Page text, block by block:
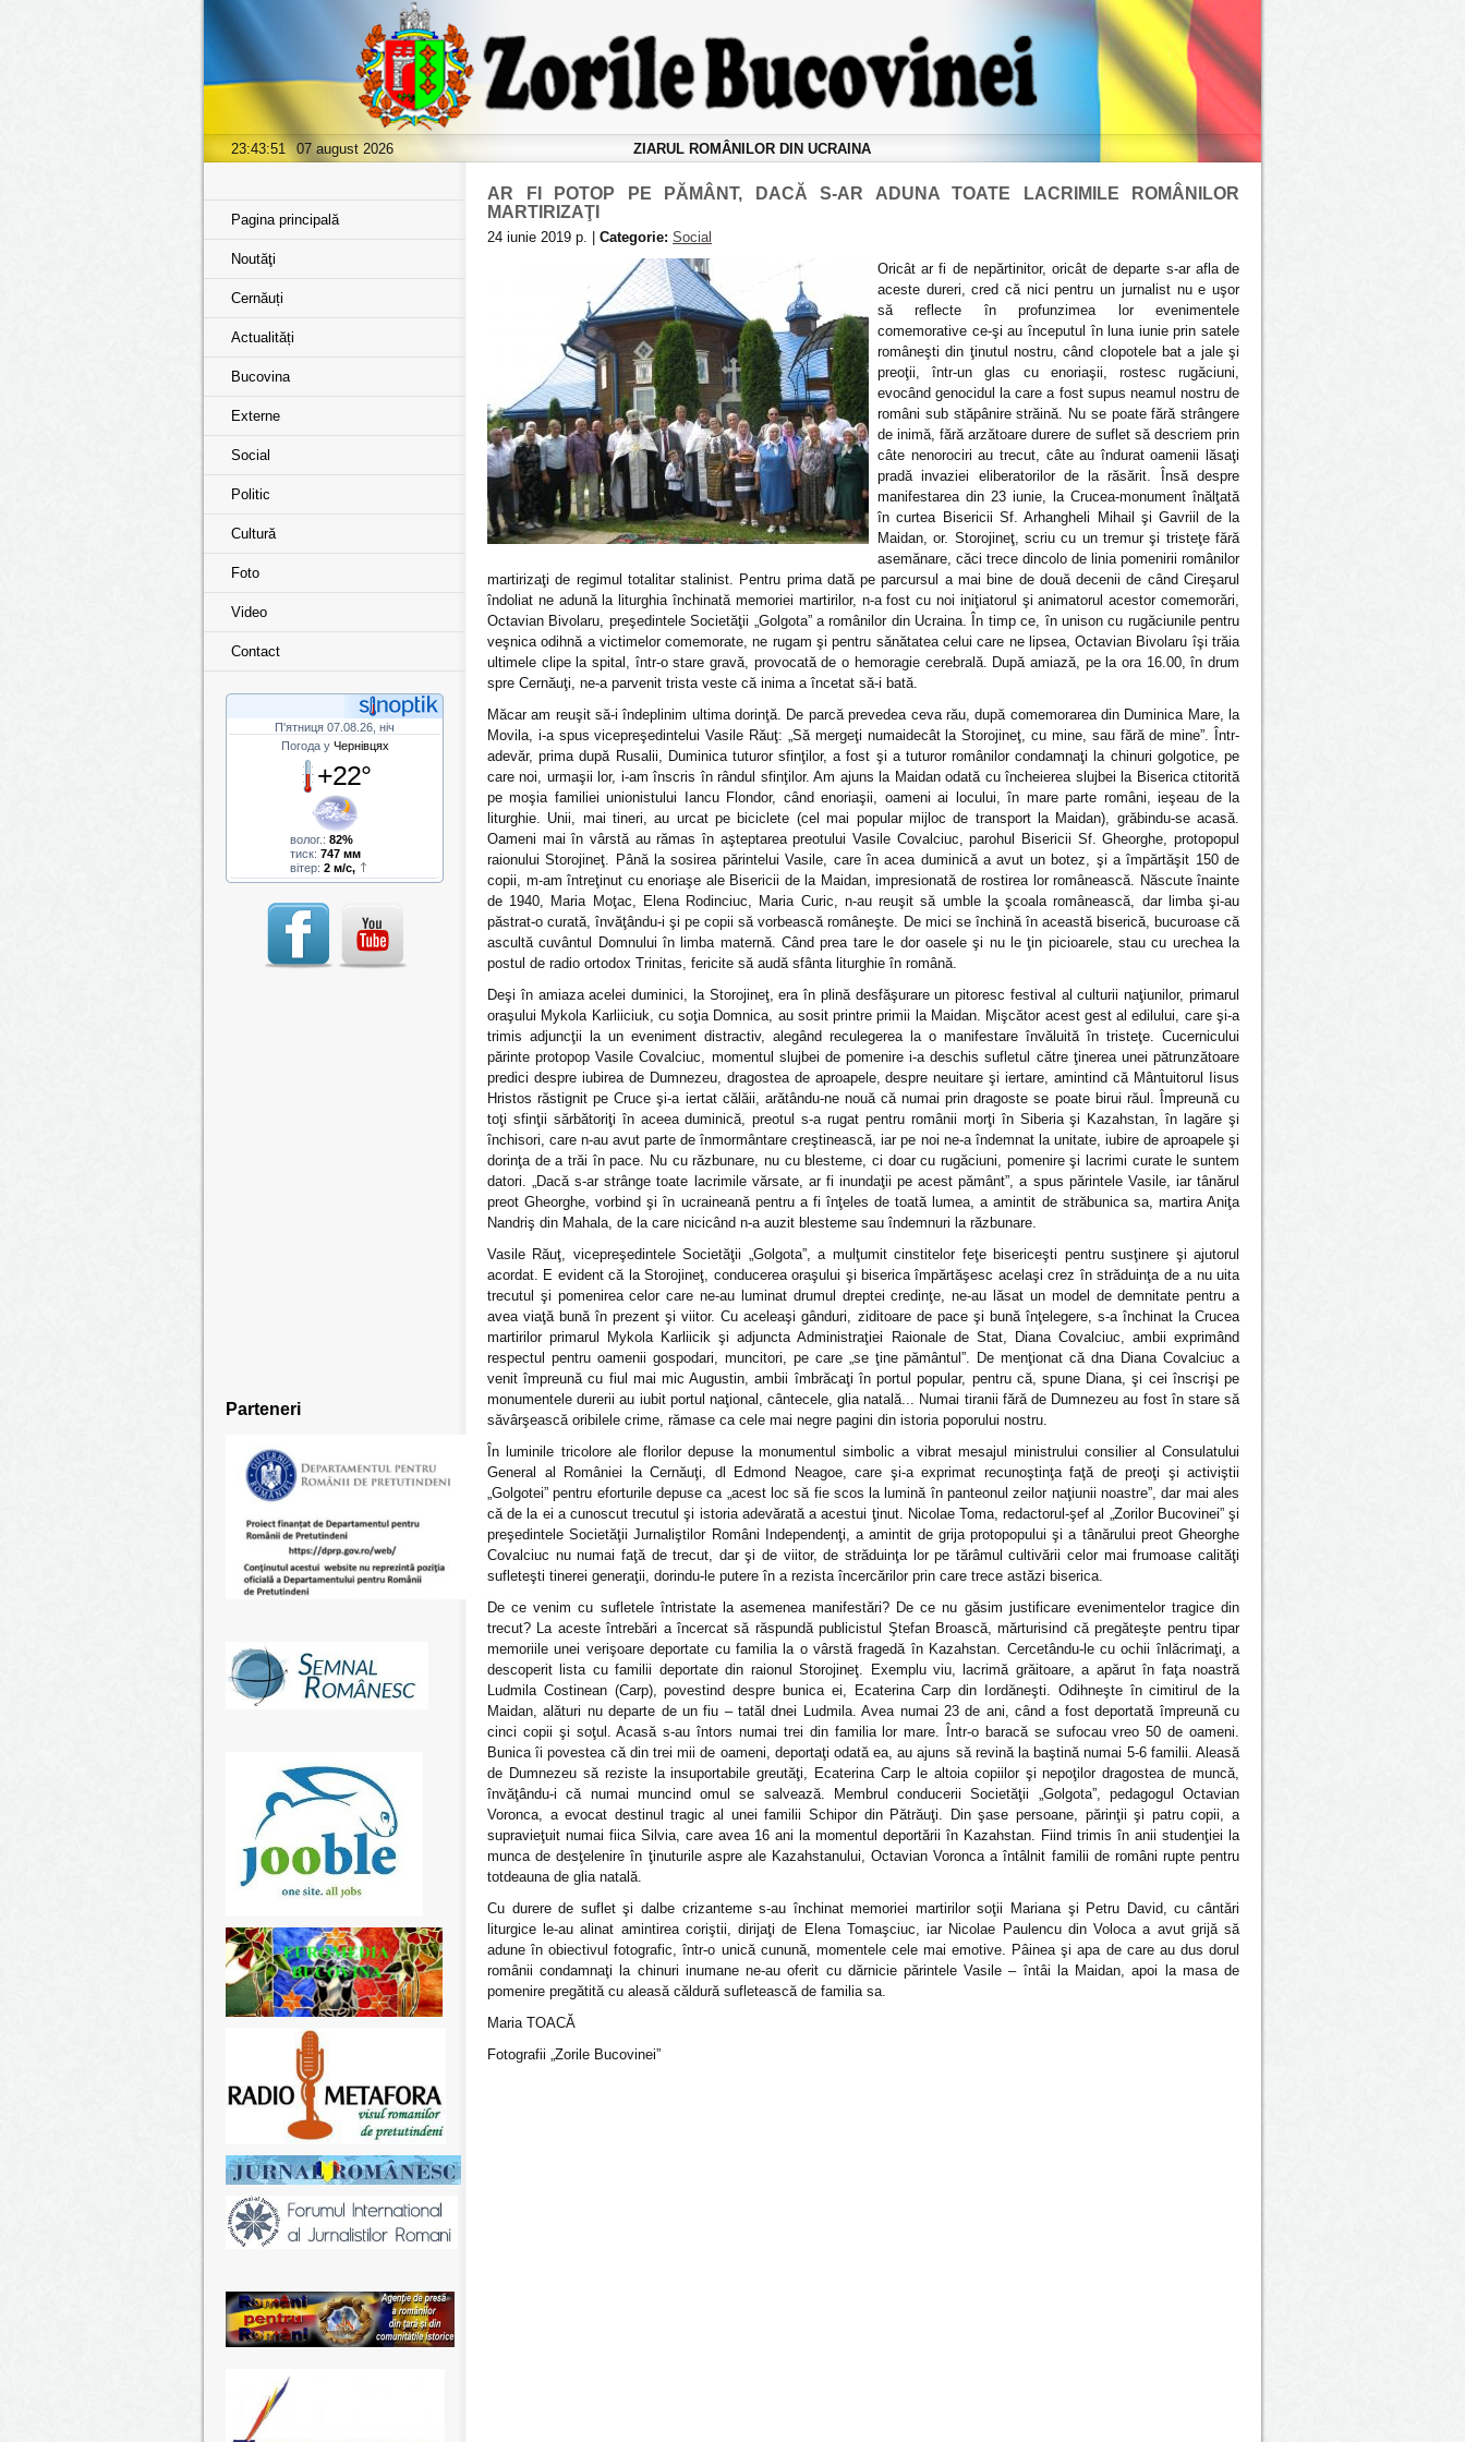
23:43:51 07 august 2026 ZIARUL ROMÂNILOR DIN UCRAINA
Pagina principală
Noutăţi
Cernăuți
Actualități
Bucovina
Externe
Social
Politic
Cultură
Foto
Video
Contact
П'ятниця 07.08.26, ніч
Погода у Чернівцях
+22°
волог.: 82%
тиск: 747 мм
вітер: 2 м/с,
Parteneri
AR FI POTOP PE PĂMÂNT, DACĂ S-AR ADUNA TOATE LACRIMILE ROMÂNILOR
MARTIRIZAŢI
24 iunie 2019 р. | Categorie: Social
Oricât ar fi de nepărtinitor, oricât de departe s-ar afla de
aceste dureri, cred că nici pentru un jurnalist nu e uşor
să reflecte în profunzimea lor evenimentele
comemorative ce-şi au începutul în luna iunie prin satele
româneşti din ţinutul nostru, când clopotele bat a jale şi
preoţii, într-un glas cu enoriaşii, rostesc rugăciuni,
evocând genocidul la care a fost supus neamul nostru de
români sub stăpânire străină. Nu se poate fără strângere
de inimă, fără arzătoare durere de suflet să descriem prin
câte nenorociri au trecut, câte au îndurat oamenii lăsaţi
pradă invaziei eliberatorilor de la răsărit. Însă despre
manifestarea din 23 iunie, la Crucea-monument înălţată
în curtea Bisericii Sf. Arhangheli Mihail şi Gavriil de la
Maidan, or. Storojineţ, scriu cu un tremur şi tristeţe fără
asemănare, căci trece dincolo de linia pomenirii românilor
martirizaţi de regimul totalitar stalinist. Pentru prima dată pe parcursul a mai bine de două decenii de când Cireşarul
îndoliat ne adună la liturghia închinată memoriei martirilor, n-a fost cu noi iniţiatorul şi animatorul acestor comemorări,
Octavian Bivolaru, preşedintele Societăţii „Golgota” a românilor din Ucraina. În timp ce, în unison cu rugăciunile pentru
veşnica odihnă a victimelor comemorate, ne rugam şi pentru sănătatea celui care ne lipsea, Octavian Bivolaru îşi trăia
ultimele clipe la spital, într-o stare gravă, provocată de o hemoragie cerebrală. După amiază, pe la ora 16.00, în drum
spre Cernăuţi, ne-a parvenit trista veste că inima a încetat să-i bată.
Măcar am reuşit să-i îndeplinim ultima dorinţă. De parcă prevedea ceva rău, după comemorarea din Duminica Mare, la
Movila, i-a spus vicepreşedintelui Vasile Răuţ: „Să mergeţi numaidecât la Storojineţ, cu mine, sau fără de mine”. Într-
adevăr, prima după Rusalii, Duminica tuturor sfinţilor, a fost şi a tuturor românilor condamnaţi la chinuri golgotice, pe
care noi, urmaşii lor, i-am înscris în rândul sfinţilor. Am ajuns la Maidan odată cu încheierea slujbei la Biserica ctitorită
pe moşia familiei unionistului Iancu Flondor, când enoriaşii, oameni ai locului, în mare parte români, ieşeau de la
liturghie. Unii, mai tineri, au urcat pe biciclete (cel mai popular mijloc de transport la Maidan), grăbindu-se acasă.
Oameni mai în vârstă au rămas în aşteptarea preotului Vasile Covalciuc, parohul Bisericii Sf. Gheorghe, protopopul
raionului Storojineţ. Până la sosirea părintelui Vasile, care în acea duminică a avut un botez, şi a împărtăşit 150 de
copii, m-am întreţinut cu enoriaşe ale Bisericii de la Maidan, impresionată de rostirea lor românească. Născute înainte
de 1940, Maria Moţac, Elena Rodinciuc, Maria Curic, n-au reuşit să umble la şcoala românească, dar limba şi-au
păstrat-o curată, învăţându-i şi pe copii să vorbească româneşte. De mici se închină în această biserică, bucuroase că
ascultă cuvântul Domnului în limba maternă. Când prea tare le dor oasele şi nu le ţin picioarele, stau cu urechea la
postul de radio ortodox Trinitas, fericite să audă sfânta liturghie în română.
Deşi în amiaza acelei duminici, la Storojineţ, era în plină desfăşurare un pitoresc festival al culturii naţiunilor, primarul
oraşului Mykola Karliiciuk, cu soţia Domnica, au sosit printre primii la Maidan. Mişcător acest gest al edilului, care şi-a
trimis adjuncţii la un eveniment distractiv, alegând reculegerea la o manifestare învăluită în tristeţe. Cucernicului
părinte protopop Vasile Covalciuc, momentul slujbei de pomenire i-a deschis sufletul către ţinerea unei pătrunzătoare
predici despre iubirea de Dumnezeu, dragostea de aproapele, despre neuitare şi iertare, amintind că Mântuitorul Iisus
Hristos răstignit pe Cruce şi-a iertat călăii, arătându-ne nouă că numai prin dragoste se poate birui răul. Împreună cu
toţi sfinţii sărbătoriţi în aceea duminică, preotul s-a rugat pentru românii morţi în Siberia şi Kazahstan, în lagăre şi
închisori, care n-au avut parte de înmormântare creştinească, iar pe noi ne-a îndemnat la unitate, iubire de aproapele şi
dorinţa de a trăi în pace. Nu cu răzbunare, nu cu blesteme, ci doar cu rugăciuni, pomenire şi lacrimi curate le suntem
datori. „Dacă s-ar strânge toate lacrimile vărsate, ar fi inundaţii pe acest pământ”, a spus părintele Vasile, iar tânărul
preot Gheorghe, vorbind şi în ucraineană pentru a fi înţeles de toată lumea, a amintit de străbunica sa, martira Aniţa
Nandriş din Mahala, de la care nicicând n-a auzit blesteme sau îndemnuri la răzbunare.
Vasile Răuţ, vicepreşedintele Societăţii „Golgota”, a mulţumit cinstitelor feţe bisericeşti pentru susţinere şi ajutorul
acordat. E evident că la Storojineţ, conducerea oraşului şi biserica împărtăşesc acelaşi crez în străduinţa de a nu uita
trecutul şi pomenirea celor care ne-au luminat drumul dreptei credinţe, ne-au lăsat un model de demnitate pentru a
avea viaţă bună în prezent şi viitor. Cu aceleaşi gânduri, ziditoare de pace şi bună înţelegere, s-a închinat la Crucea
martirilor primarul Mykola Karliicik şi adjuncta Administraţiei Raionale de Stat, Diana Covalciuc, ambii exprimând
respectul pentru oamenii gospodari, muncitori, pe care „se ţine pământul”. De menţionat că dna Diana Covalciuc a
venit împreună cu fiul mai mic Augustin, ambii îmbrăcaţi în portul popular, pentru că, spune Diana, şi cei înscrişi pe
monumentele durerii au iubit portul naţional, cântecele, glia natală... Numai tiranii fără de Dumnezeu au fost în stare să
săvârşească oribilele crime, rămase ca cele mai negre pagini din istoria poporului nostru.
În luminile tricolore ale florilor depuse la monumentul simbolic a vibrat mesajul ministrului consilier al Consulatului
General al României la Cernăuţi, dl Edmond Neagoe, care şi-a exprimat recunoştinţa faţă de preoţi şi activiştii
„Golgotei” pentru eforturile depuse ca „acest loc să fie scos la lumină în panteonul zeilor naţiunii noastre”, dar mai ales
că de la ei a cunoscut trecutul şi istoria adevărată a acestui ţinut. Nicolae Toma, redactorul-şef al „Zorilor Bucovinei” şi
preşedintele Societăţii Jurnaliştilor Români Independenţi, a amintit de grija protopopului şi a tânărului preot Gheorghe
Covalciuc nu numai faţă de trecut, dar şi de viitor, de străduinţa lor pe tărâmul cultivării celor mai frumoase calităţi
sufleteşti tinerei generaţii, dorindu-le putere în a rezista încercărilor prin care trece astăzi biserica.
De ce venim cu sufletele întristate la asemenea manifestări? De ce nu găsim justificare evenimentelor tragice din
trecut? La aceste întrebări a încercat să răspundă publicistul Ştefan Broască, mărturisind că pregăteşte pentru tipar
memoriile unei verişoare deportate cu familia la o vârstă fragedă în Kazahstan. Cercetându-le cu ochii înlăcrimaţi, a
descoperit lista cu familii deportate din raionul Storojineţ. Exemplu viu, lacrimă grăitoare, a apărut în faţa noastră
Ludmila Costinean (Carp), povestind despre bunica ei, Ecaterina Carp din Iordăneşti. Odihneşte în cimitirul de la
Maidan, alături nu departe de un fiu – tatăl dnei Ludmila. Avea numai 23 de ani, când a fost deportată împreună cu
cinci copii şi soţul. Acasă s-au întors numai trei din familia lor mare. Într-o baracă se sufocau vreo 50 de oameni.
Bunica îi povestea că din trei mii de oameni, deportaţi odată ea, au ajuns să revină la baştină numai 5-6 familii. Aleasă
de Dumnezeu să reziste la insuportabile greutăţi, Ecaterina Carp le altoia copiilor şi nepoţilor dragostea de muncă,
învăţându-i că numai muncind omul se salvează. Membrul conducerii Societăţii „Golgota”, pedagogul Octavian
Voronca, a evocat destinul tragic al unei familii Schipor din Pătrăuţi. Din şase persoane, părinţii şi patru copii, a
supravieţuit numai fiica Silvia, care avea 16 ani la momentul deportării în Kazahstan. Fiind trimis în anii studenţiei la
munca de desţelenire în ţinuturile aspre ale Kazahstanului, Octavian Voronca a întâlnit familii de români rupte pentru
totdeauna de glia natală.
Cu durere de suflet şi dalbe crizanteme s-au închinat memoriei martirilor soţii Mariana şi Petru David, cu cântări
liturgice le-au alinat amintirea coriştii, dirijaţi de Elena Tomaşciuc, iar Nicolae Paulencu din Voloca a avut grijă să
adune în obiectivul fotografic, într-o unică cunună, momentele cele mai emotive. Pâinea şi apa de care au dus dorul
românii condamnaţi la chinuri inumane ne-au oferit cu dărnicie părintele Vasile – întâi la Maidan, apoi la masa de
pomenire pregătită cu aleasă căldură sufletească de familia sa.
Maria TOACĂ
Fotografii „Zorile Bucovinei”